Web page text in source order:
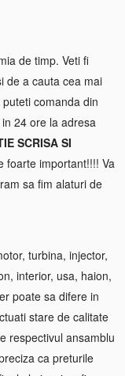
de timp. Veti fi
de a cauta cea mai
comanda din
24 ore la adresa
SCRISA SI
foarte important!!!! Va
sa fim alaturi de
turbina, injector,
interior, usa, haion,
poate sa difere in
stare de calitate
respectivul ansamblu
ca preturile